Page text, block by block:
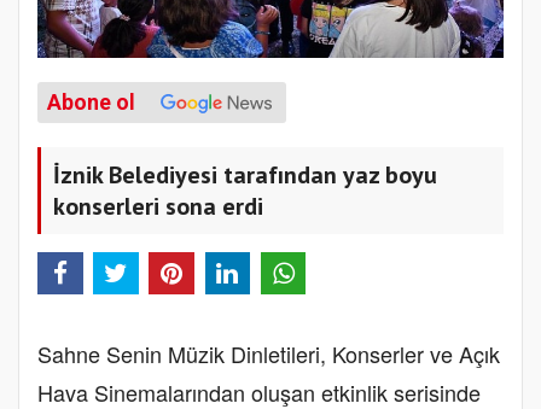
Abone ol
İznik Belediyesi tarafından yaz boyu
konserleri sona erdi
Sahne Senin Müzik Dinletileri, Konserler ve Açık
Hava Sinemalarından oluşan etkinlik serisinde